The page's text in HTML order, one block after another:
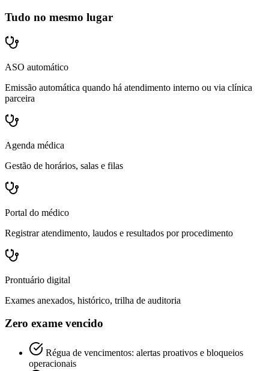
Tudo no mesmo lugar
ASO automático
Emissão automática quando há atendimento interno ou via clínica
parceira
Agenda médica
Gestão de horários, salas e filas
Portal do médico
Registrar atendimento, laudos e resultados por procedimento
Prontuário digital
Exames anexados, histórico, trilha de auditoria
Zero exame vencido
Régua de vencimentos: alertas proativos e bloqueios
operacionais